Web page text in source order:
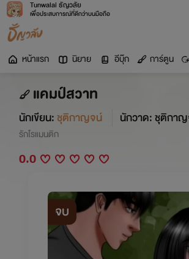
Tunwalai ธัญวลัย
เพื่อประสบการณ์ที่ดีกว่าบนมือถือ
หน้าแรก นิยาย อีบุ๊ก การ์ตูน
แคมป์สวาท
นักเขียน:ชุติกาญจน์ นักวาด: ชุติกา
รักโรแมนติก
0.0
จบ